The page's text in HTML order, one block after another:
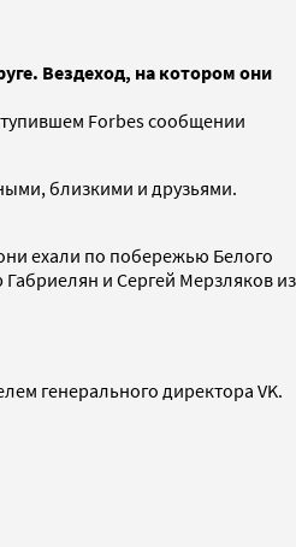
Вездеход, на котором они
Forbes сообщении
близкими и друзьями.
ехали по побережью Белого
и Сергей Мерзляков из
генерального директора VK.